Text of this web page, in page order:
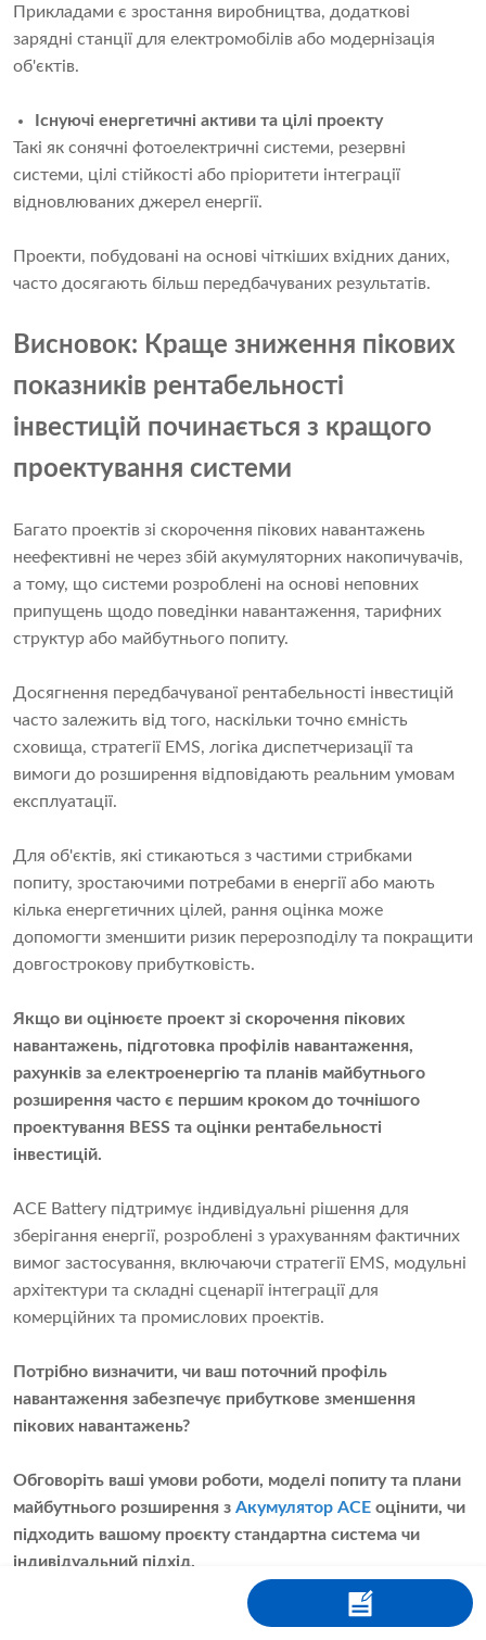
Прикладами є зростання виробництва, додаткові
зарядні станції для електромобілів або модернізація
об'єктів.
Існуючі енергетичні активи та цілі проекту
Такі як сонячні фотоелектричні системи, резервні
системи, цілі стійкості або пріоритети інтеграції
відновлюваних джерел енергії.
Проекти, побудовані на основі чіткіших вхідних даних,
часто досягають більш передбачуваних результатів.
Висновок: Краще зниження пікових
показників рентабельності
інвестицій починається з кращого
проектування системи
Багато проектів зі скорочення пікових навантажень
неефективні не через збій акумуляторних накопичувачів,
а тому, що системи розроблені на основі неповних
припущень щодо поведінки навантаження, тарифних
структур або майбутнього попиту.
Досягнення передбачуваної рентабельності інвестицій
часто залежить від того, наскільки точно ємність
сховища, стратегії EMS, логіка диспетчеризації та
вимоги до розширення відповідають реальним умовам
експлуатації.
Для об'єктів, які стикаються з частими стрибками
попиту, зростаючими потребами в енергії або мають
кілька енергетичних цілей, рання оцінка може
допомогти зменшити ризик перерозподілу та покращити
довгострокову прибутковість.
Якщо ви оцінюєте проект зі скорочення пікових
навантажень, підготовка профілів навантаження,
рахунків за електроенергію та планів майбутнього
розширення часто є першим кроком до точнішого
проектування BESS та оцінки рентабельності
інвестицій.
ACE Battery підтримує індивідуальні рішення для
зберігання енергії, розроблені з урахуванням фактичних
вимог застосування, включаючи стратегії EMS, модульні
архітектури та складні сценарії інтеграції для
комерційних та промислових проектів.
Потрібно визначити, чи ваш поточний профіль
навантаження забезпечує прибуткове зменшення
пікових навантажень?
Обговоріть ваші умови роботи, моделі попиту та плани
майбутнього розширення з Акумулятор ACE оцінити, чи
підходить вашому проєкту стандартна система чи
індивідуальний підхід.